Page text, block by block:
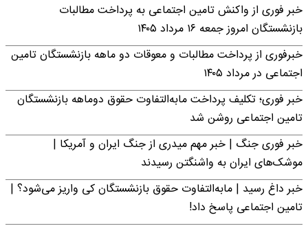
خبر فوری از واکنش تامین اجتماعی به پرداخت مطالبات
بازنشستگان امروز جمعه ۱۶ مرداد ۱۴۰۵
خبرفوری از پرداخت مطالبات و معوقات دو ماهه بازنشستگان تامین
اجتماعی در مرداد ۱۴۰۵
خبر فوری؛ تکلیف پرداخت مابه‌التفاوت حقوق دوماهه بازنشستگان
تامین اجتماعی روشن شد
خبر فوری جنگ | خبر مهم میدری از جنگ ایران و آمریکا |
موشک‌های ایران به واشنگتن رسیدند
خبر داغ رسید | مابه‌التفاوت حقوق بازنشستگان کی واریز می‌شود؟ |
تامین اجتماعی پاسخ داد!